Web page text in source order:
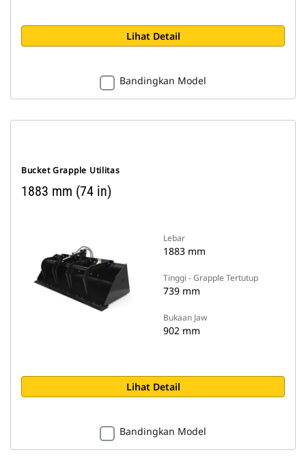
Lihat Detail
Bandingkan Model
Bucket Grapple Utilitas
1883 mm (74 in)
Lebar
1883 mm
Tinggi - Grapple Tertutup
739 mm
Bukaan Jaw
902 mm
Lihat Detail
Bandingkan Model